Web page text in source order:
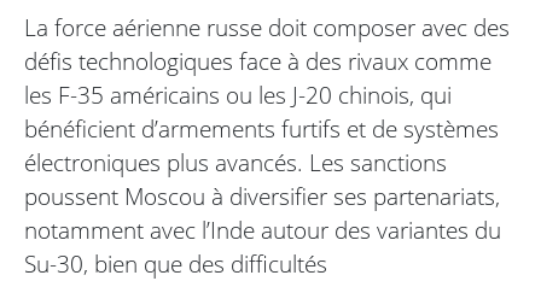
La force aérienne russe doit composer avec des
défis technologiques face à des rivaux comme
les F-35 américains ou les J-20 chinois, qui
bénéficient d’armements furtifs et de systèmes
électroniques plus avancés. Les sanctions
poussent Moscou à diversifier ses partenariats,
notamment avec l’Inde autour des variantes du
Su-30, bien que des difficultés